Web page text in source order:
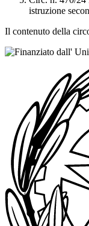
istruzione
Il contenuto della